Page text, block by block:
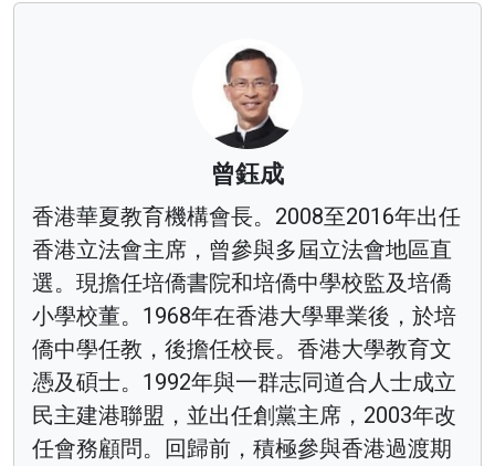
曾鈺成
香港華夏教育機構會長。2008至2016年出任
香港立法會主席，曾參與多屆立法會地區直
選。現擔任培僑書院和培僑中學校監及培僑
小學校董。1968年在香港大學畢業後，於培
僑中學任教，後擔任校長。香港大學教育文
憑及碩士。1992年與一群志同道合人士成立
民主建港聯盟，並出任創黨主席，2003年改
任會務顧問。回歸前，積極參與香港過渡期